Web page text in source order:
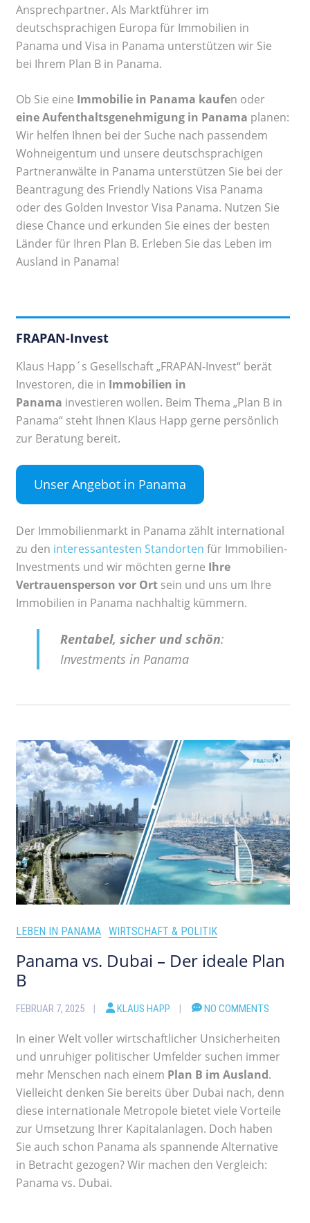
Ansprechpartner. Als Marktführer im
deutschsprachigen Europa für Immobilien in
Panama und Visa in Panama unterstützen wir Sie
bei Ihrem Plan B in Panama.
Ob Sie eine Immobilie in Panama kaufen oder
eine Aufenthaltsgenehmigung in Panama planen:
Wir helfen Ihnen bei der Suche nach passendem
Wohneigentum und unsere deutschsprachigen
Partneranwälte in Panama unterstützen Sie bei der
Beantragung des Friendly Nations Visa Panama
oder des Golden Investor Visa Panama. Nutzen Sie
diese Chance und erkunden Sie eines der besten
Länder für Ihren Plan B. Erleben Sie das Leben im
Ausland in Panama!
FRAPAN-Invest
Klaus Happ´s Gesellschaft „FRAPAN-Invest“ berät
Investoren, die in Immobilien in
Panama investieren wollen. Beim Thema „Plan B in
Panama“ steht Ihnen Klaus Happ gerne persönlich
zur Beratung bereit.
Unser Angebot in Panama
Der Immobilienmarkt in Panama zählt international
zu den interessantesten Standorten für Immobilien-
Investments und wir möchten gerne Ihre
Vertrauensperson vor Ort sein und uns um Ihre
Immobilien in Panama nachhaltig kümmern.
Rentabel, sicher und schön:
Investments in Panama
LEBEN IN PANAMA WIRTSCHAFT & POLITIK
Panama vs. Dubai – Der ideale Plan
B
FEBRUAR 7, 2025 KLAUS HAPP NO COMMENTS
In einer Welt voller wirtschaftlicher Unsicherheiten
und unruhiger politischer Umfelder suchen immer
mehr Menschen nach einem Plan B im Ausland.
Vielleicht denken Sie bereits über Dubai nach, denn
diese internationale Metropole bietet viele Vorteile
zur Umsetzung Ihrer Kapitalanlagen. Doch haben
Sie auch schon Panama als spannende Alternative
in Betracht gezogen? Wir machen den Vergleich:
Panama vs. Dubai.